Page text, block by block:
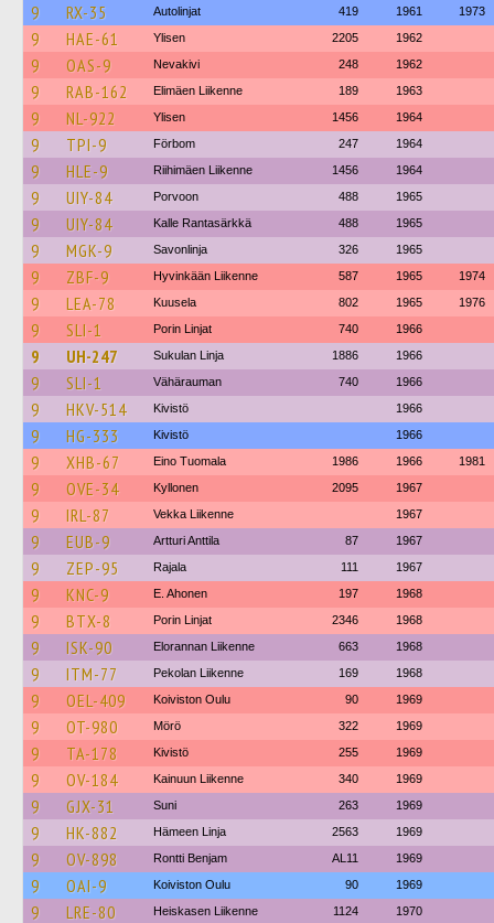
9 RX-35 Autolinjat 419 1961 1973
9 HAE-61 Ylisen 2205 1962
9 OAS-9 Nevakivi 248 1962
9 RAB-162 Elimäen Liikenne 189 1963
9 NL-922 Ylisen 1456 1964
9 TPI-9 Förbom 247 1964
9 HLE-9 Riihimäen Liikenne 1456 1964
9 UIY-84 Porvoon 488 1965
9 UIY-84 Kalle Rantasärkkä 488 1965
9 MGK-9 Savonlinja 326 1965
9 ZBF-9 Hyvinkään Liikenne 587 1965 1974
9 LEA-78 Kuusela 802 1965 1976
9 SLI-1 Porin Linjat 740 1966
9 UH-247 Sukulan Linja 1886 1966
9 SLI-1 Vähärauman 740 1966
9 HKV-514 Kivistö 1966
9 HG-333 Kivistö 1966
9 XHB-67 Eino Tuomala 1986 1966 1981
9 OVE-34 Kyllonen 2095 1967
9 IRL-87 Vekka Liikenne 1967
9 EUB-9 Artturi Anttila 87 1967
9 ZEP-95 Rajala 111 1967
9 KNC-9 E. Ahonen 197 1968
9 BTX-8 Porin Linjat 2346 1968
9 ISK-90 Elorannan Liikenne 663 1968
9 ITM-77 Pekolan Liikenne 169 1968
9 OEL-409 Koiviston Oulu 90 1969
9 OT-980 Mörö 322 1969
9 TA-178 Kivistö 255 1969
9 OV-184 Kainuun Liikenne 340 1969
9 GJX-31 Suni 263 1969
9 HK-882 Hämeen Linja 2563 1969
9 OV-898 Rontti Benjam AL11 1969
9 OAI-9 Koiviston Oulu 90 1969
9 LRE-80 Heiskasen Liikenne 1124 1970